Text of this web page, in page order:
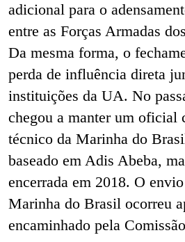
adicional para o
entre as Forças Armadas
Da mesma forma, o
perda de influência direta
instituições da UA. No
chegou a manter um oficial
técnico da Marinha do
baseado em Adis Abeba,
encerrada em 2018. O
Marinha do Brasil ocorreu
encaminhado pela